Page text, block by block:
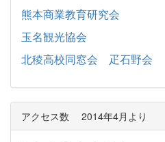
熊本商業教育研究会
玉名観光協会
北稜高校同窓会 疋石野会
アクセス数 2014年4月より